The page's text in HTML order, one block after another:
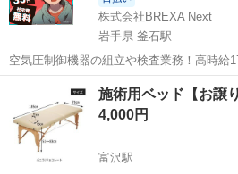
株式会社BREXA Next
岩手県 釜石駅
空気圧制御機器の組立や検査業務！高時給
務！嬉しい寮費無料！ワンルーム寮完備★
内に無料駐車場あり★！《岩手県釜石市》 人気の工場のお仕事 ◇空気
圧制御機器（シリンダ、バルブ...
釜石市 釜石駅 その他
施術用ベッド【お譲
4,000円
富沢駅